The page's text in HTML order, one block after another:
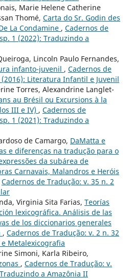
Marie Helene Catherine
Thomé, Carta do Sr. Godin des
La Condamine , Cadernos de
1 (2022): Traduzindo a
Lincoln Paulo Fernandes,
infanto-juvenil , Cadernos de
Literatura Infantil e Juvenil
Torres, Alexandrine Langlet-
au Brésil ou Excursions à la
III e IV) , Cadernos de
1 (2021): Traduzindo a
de Camargo, DaMatta e
e diferenças na tradução para o
da subárea de
Carnavais, Malandros e Heróis
Cadernos de Tradução: v. 35 n. 2
Virginia Sita Farias, Teorías
lexicográfica. Análisis de las
de los diccionarios generales
, Cadernos de Tradução: v. 2 n. 32
Metalexicografia
Simoni, Karla Ribeiro,
, Cadernos de Tradução: v.
a Amazônia II